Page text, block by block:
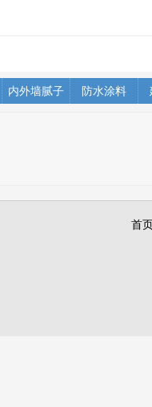
内外墙腻子 防水涂料
首